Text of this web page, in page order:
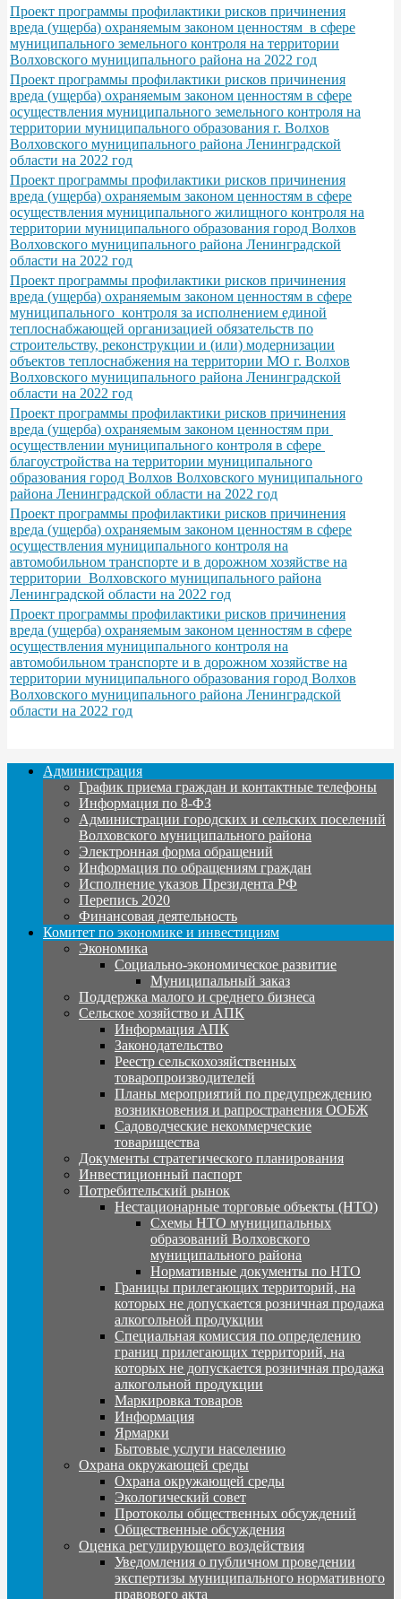
Проект программы профилактики рисков причинения
вреда (ущерба) охраняемым законом ценностям в сфере
муниципального земельного контроля на территории
Волховского муниципального района на 2022 год
Проект программы профилактики рисков причинения
вреда (ущерба) охраняемым законом ценностям в сфере
осуществления муниципального земельного контроля на
территории муниципального образования г. Волхов
Волховского муниципального района Ленинградской
области на 2022 год
Проект программы профилактики рисков причинения
вреда (ущерба) охраняемым законом ценностям в сфере
осуществления муниципального жилищного контроля на
территории муниципального образования город Волхов
Волховского муниципального района Ленинградской
области на 2022 год
Проект программы профилактики рисков причинения
вреда (ущерба) охраняемым законом ценностям в сфере
муниципального контроля за исполнением единой
теплоснабжающей организацией обязательств по
строительству, реконструкции и (или) модернизации
объектов теплоснабжения на территории МО г. Волхов
Волховского муниципального района Ленинградской
области на 2022 год
Проект программы профилактики рисков причинения
вреда (ущерба) охраняемым законом ценностям при
осуществлении муниципального контроля в сфере
благоустройства на территории муниципального
образования город Волхов Волховского муниципального
района Ленинградской области на 2022 год
Проект программы профилактики рисков причинения
вреда (ущерба) охраняемым законом ценностям в сфере
осуществления муниципального контроля на
автомобильном транспорте и в дорожном хозяйстве на
территории Волховского муниципального района
Ленинградской области на 2022 год
Проект программы профилактики рисков причинения
вреда (ущерба) охраняемым законом ценностям в сфере
осуществления муниципального контроля на
автомобильном транспорте и в дорожном хозяйстве на
территории муниципального образования город Волхов
Волховского муниципального района Ленинградской
области на 2022 год
Администрация
График приема граждан и контактные телефоны
Информация по 8-ФЗ
Администрации городских и сельских поселений
Волховского муниципального района
Электронная форма обращений
Информация по обращениям граждан
Исполнение указов Президента РФ
Перепись 2020
Финансовая деятельность
Комитет по экономике и инвестициям
Экономика
Социально-экономическое развитие
Муниципальный заказ
Поддержка малого и среднего бизнеса
Сельское хозяйство и АПК
Информация АПК
Законодательство
Реестр сельскохозяйственных
товаропроизводителей
Планы мероприятий по предупреждению
возникновения и рапространения ООБЖ
Садоводческие некоммерческие
товарищества
Документы стратегического планирования
Инвестиционный паспорт
Потребительский рынок
Нестационарные торговые объекты (НТО)
Схемы НТО муниципальных
образований Волховского
муниципального района
Нормативные документы по НТО
Границы прилегающих территорий, на
которых не допускается розничная продажа
алкогольной продукции
Специальная комиссия по определению
границ прилегающих территорий, на
которых не допускается розничная продажа
алкогольной продукции
Маркировка товаров
Информация
Ярмарки
Бытовые услуги населению
Охрана окружающей среды
Охрана окружающей среды
Экологический совет
Протоколы общественных обсуждений
Общественные обсуждения
Оценка регулирующего воздействия
Уведомления о публичном проведении
экспертизы муниципального нормативного
правового акта